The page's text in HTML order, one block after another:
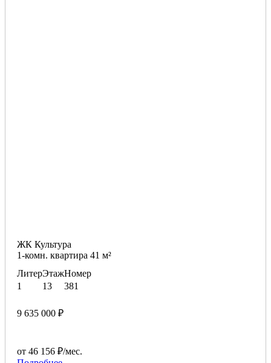
ЖК Культура
1-комн. квартира 41 м²
Литер
1
Этаж
13
Номер
381
9 635 000 ₽
от 46 156 ₽/мес.